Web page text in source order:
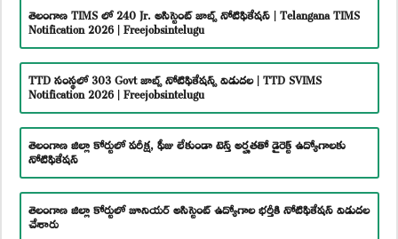
తెలంగాణ TIMS లో 240 Jr. అసిస్టెంట్ జాబ్స్ నోటిఫికేషన్ | Telangana TIMS
Notification 2026 | Freejobsintelugu
TTD సంస్థలో 303 Govt జాబ్స్ నోటిఫికేషన్స్ విడుదల | TTD SVIMS
Notification 2026 | Freejobsintelugu
తెలంగాణ జిల్లా కోర్టులో పరీక్ష, ఫీజు లేకుండా టెన్త్ అర్హతతో డైరెక్ట్ ఉద్యోగాలకు
నోటిఫికేషన్
తెలంగాణ జిల్లా కోర్టులో జూనియర్ అసిస్టెంట్ ఉద్యోగాల భర్తీకి నోటిఫికేషన్ విడుదల
చేశారు